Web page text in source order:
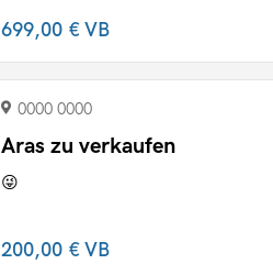
699,00 €VB
0000 0000
Aras zu verkaufen
😜
200,00 €VB